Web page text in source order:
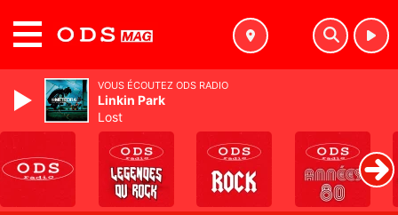
VOUS ÉCOUTEZ ODS RADIO
Linkin Park
Lost